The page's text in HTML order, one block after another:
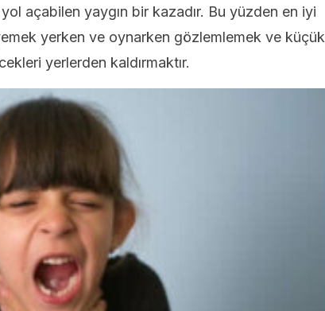
açabilen yaygın bir kazadır. Bu yüzden en iyi
yerken ve oynarken gözlemlemek ve küçük
yerlerden kaldırmaktır.